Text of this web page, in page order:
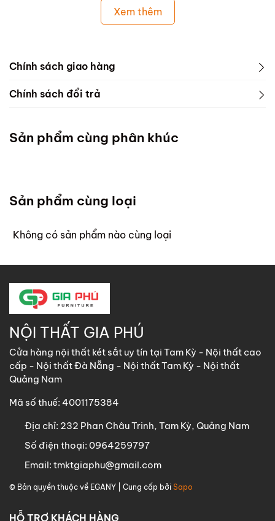
Xem thêm
Chính sách giao hàng
Chính sách đổi trả
Sản phẩm cùng phân khúc
Sản phẩm cùng loại
Không có sản phẩm nào cùng loại
NỘI THẤT GIA PHÚ
Cửa hàng nội thất két sắt uy tín tại Tam Kỳ - Nội thất cao
cấp - Nội thất Đà Nẵng - Nội thất Tam Kỳ - Nội thất
Quảng Nam
Mã số thuế: 4001175384
Địa chỉ: 232 Phan Châu Trinh, Tam Kỳ, Quảng Nam
Số điện thoại: 0964259797
Email: tmktgiaphu@gmail.com
© Bản quyền thuộc về EGANY | Cung cấp bởi Sapo
HỖ TRỢ KHÁCH HÀNG